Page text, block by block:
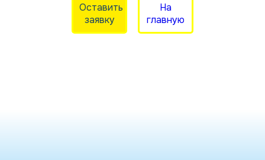
Оставить
заявку
На
главную